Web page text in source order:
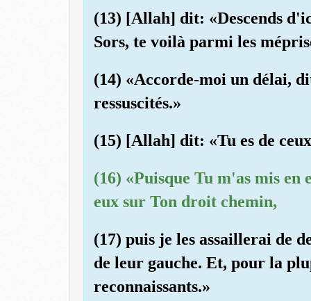
(13) [Allah] dit: «Descends
Sors, te voilà parmi les
(14) «Accorde-moi un délai,
ressuscités.»
(15) [Allah] dit: «Tu es de
(16) «Puisque Tu m'as mis
eux sur Ton droit chemin,
(17) puis je les assaillerai de
de leur gauche. Et, pour la
reconnaissants.»